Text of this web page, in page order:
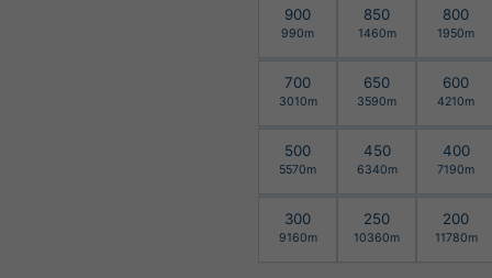
900
990m
850
1460m
800
1950m
700
3010m
650
3590m
600
4210m
500
5570m
450
6340m
400
7190m
300
9160m
250
10360m
200
11780m